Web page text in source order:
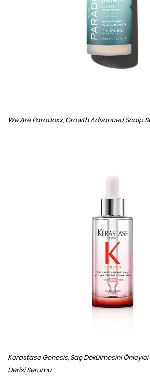
We Are Paradoxx, Growth Advanced Scalp
Kerastase Genesis, Saç Dökülmesini
Derisi Serumu